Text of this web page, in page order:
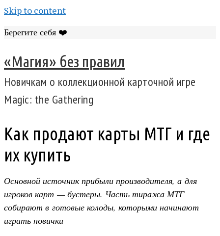
Skip to content
Берегите себя ❤️
«Магия» без правил
Новичкам о коллекционной карточной игре
Magic: the Gathering
Как продают карты МТГ и где
их купить
Основной источник прибыли производителя, а для
игроков карт — бустеры. Часть тиража МТГ
собирают в готовые колоды, которыми начинают
играть новички